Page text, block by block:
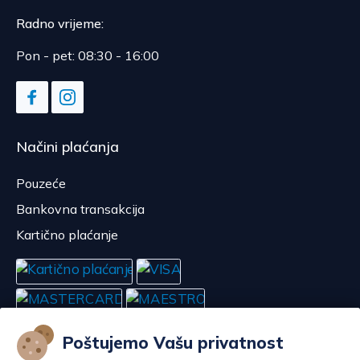
Poštujemo Vašu privatnost
Radno vrijeme:
Pon - pet: 08:30 - 16:00
Načini plaćanja
Pouzeće
Bankovna transakcija
Kartično plaćanje